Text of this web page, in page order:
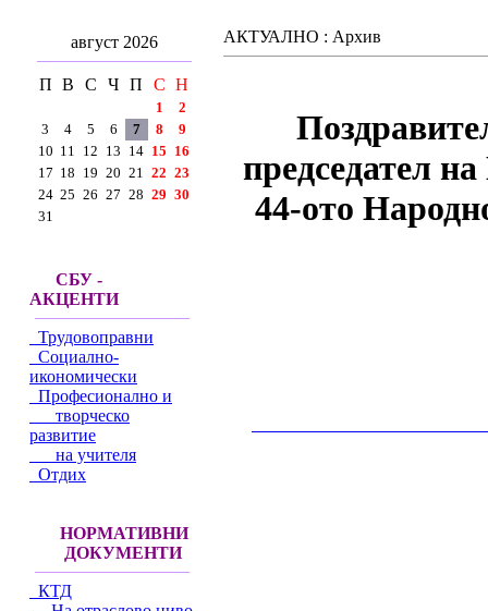
август 2026
П В С Ч П С Н
1
2
3
4 5 6 7 8
9
10 11 12 13 14 15 16
17 18 19 20 21 22 23
24 25 26 27 28 29 30
31
СБУ -
АКЦЕНТИ
Трудовоправни
Социално-
икономически
Професионално и
творческо
развитие
на учителя
Отдих
НОРМАТИВНИ
ДОКУМЕНТИ
КТД
АКТУАЛНО : Архив
председател
44-ото